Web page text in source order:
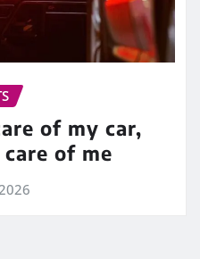
of my car,
of me